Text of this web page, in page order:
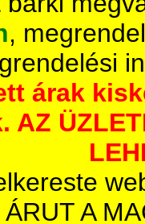
,
árak
AZ
A